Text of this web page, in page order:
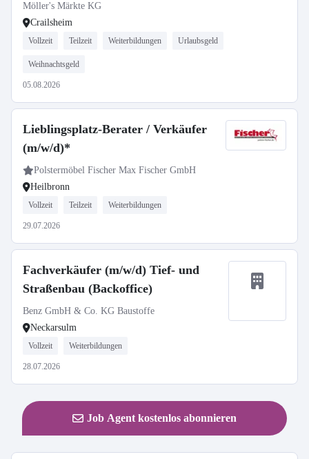
Möller's Märkte KG
Crailsheim
Vollzeit Teilzeit Weiterbildungen Urlaubsgeld
Weihnachtsgeld
05.08.2026
Lieblingsplatz-Berater / Verkäufer
(m/w/d)*
Polstermöbel Fischer Max Fischer GmbH
Heilbronn
Vollzeit Teilzeit Weiterbildungen
29.07.2026
Fachverkäufer (m/w/d) Tief- und
Straßenbau (Backoffice)
Benz GmbH & Co. KG Baustoffe
Neckarsulm
Vollzeit Weiterbildungen
28.07.2026
Job Agent kostenlos abonnieren